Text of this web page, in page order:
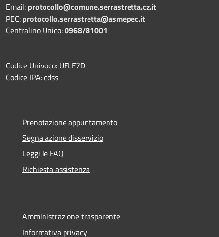
Email: protocollo@comune.serrastretta.cz.it
PEC: protocollo.serrastretta@asmepec.it
Centralino Unico:0968/81001
Codice Univoco: UFLF7D
Codice IPA: cdss
Prenotazione appuntamento
Segnalazione disservizio
Leggi le FAQ
Richiesta assistenza
Amministrazione trasparente
Informativa privacy